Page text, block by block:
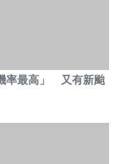
率最高」 又有新颱